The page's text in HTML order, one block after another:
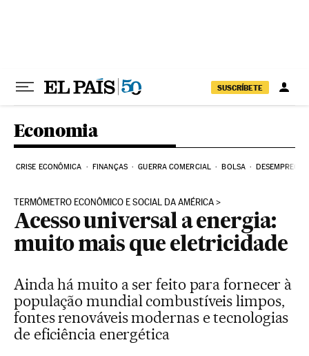
SUSCRÍBETE
Economia
CRISE ECONÔMICA FINANÇAS GUERRA COMERCIAL BOLSA DESEMPREGO
TERMÔMETRO ECONÔMICO E SOCIAL DA AMÉRICA
Acesso universal a energia:
muito mais que eletricidade
Ainda há muito a ser feito para fornecer à
população mundial combustíveis limpos,
fontes renováveis ​​modernas e tecnologias
de eficiência energética